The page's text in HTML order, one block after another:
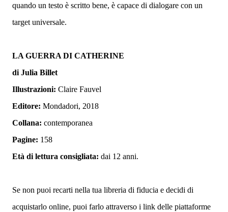
quando un testo è scritto bene, è capace di dialogare con un
target universale.
LA GUERRA DI CATHERINE
di Julia Billet
Illustrazioni: Claire Fauvel
Editore: Mondadori, 2018
Collana: contemporanea
Pagine: 158
Età di lettura consigliata: dai 12 anni.
Se non puoi recarti nella tua libreria di fiducia e decidi di
acquistarlo online, puoi farlo attraverso i link delle piattaforme